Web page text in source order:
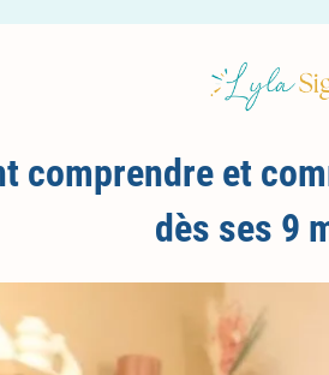
comprendre et
dès ses 9